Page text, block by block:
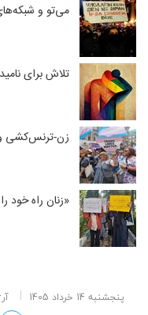
می‌تو و
تلاش برای
زن-ترنس‌کشی و
«زنان راه خود
پنجشنبه 14 خرداد 1405